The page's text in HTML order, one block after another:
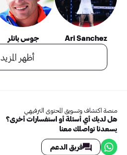
Ari Sanchez جوس باتلر
أظهر المزيد
منصة اكتشاف وتسويق المحتوى الترفيهي
هل لديك أي أسئلة أو استفسارات أخرى؟
يسعدنا تواصلك معنا
فريق الدعم